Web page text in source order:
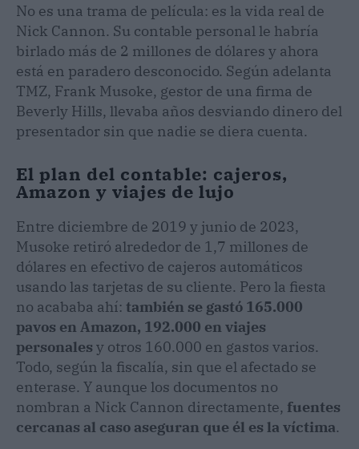
No es una trama de película: es la vida real de
Nick Cannon. Su contable personal le habría
birlado más de 2 millones de dólares y ahora
está en paradero desconocido. Según adelanta
TMZ, Frank Musoke, gestor de una firma de
Beverly Hills, llevaba años desviando dinero del
presentador sin que nadie se diera cuenta.
El plan del contable: cajeros,
Amazon y viajes de lujo
Entre diciembre de 2019 y junio de 2023,
Musoke retiró alrededor de 1,7 millones de
dólares en efectivo de cajeros automáticos
usando las tarjetas de su cliente. Pero la fiesta
no acababa ahí: también se gastó 165.000
pavos en Amazon, 192.000 en viajes
personales y otros 160.000 en gastos varios.
Todo, según la fiscalía, sin que el afectado se
enterase. Y aunque los documentos no
nombran a Nick Cannon directamente, fuentes
cercanas al caso aseguran que él es la víctima.